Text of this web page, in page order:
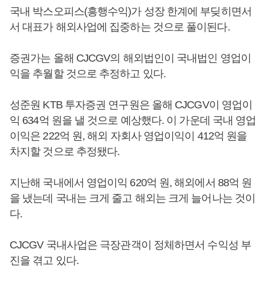
국내 박스오피스(흥행수익)가 성장 한계에 부딪히면서
서 대표가 해외사업에 집중하는 것으로 풀이된다.
증권가는 올해 CJCGV의 해외법인이 국내법인 영업이
익을 추월할 것으로 추정하고 있다.
성준원 KTB 투자증권 연구원은 올해 CJCGV이 영업이
익 634억 원을 낼 것으로 예상했다. 이 가운데 국내 영업
이익은 222억 원, 해외 자회사 영업이익이 412억 원을
차지할 것으로 추정됐다.
지난해 국내에서 영업이익 620억 원, 해외에서 88억 원
을 냈는데 국내는 크게 줄고 해외는 크게 늘어나는 것이
다.
CJCGV 국내사업은 극장관객이 정체하면서 수익성 부
진을 겪고 있다.